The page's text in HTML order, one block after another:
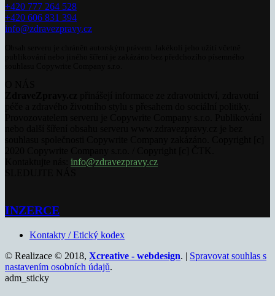
+420 777 264 528
+420 606 831 394
info@zdravezpravy.cz
info@zdravezpravy.cz
INZERCE
Kontakty / Etický kodex
© Realizace © 2018, Xcreative - webdesign. | Spravovat souhlas s
nastavením osobních údajů.
adm_sticky